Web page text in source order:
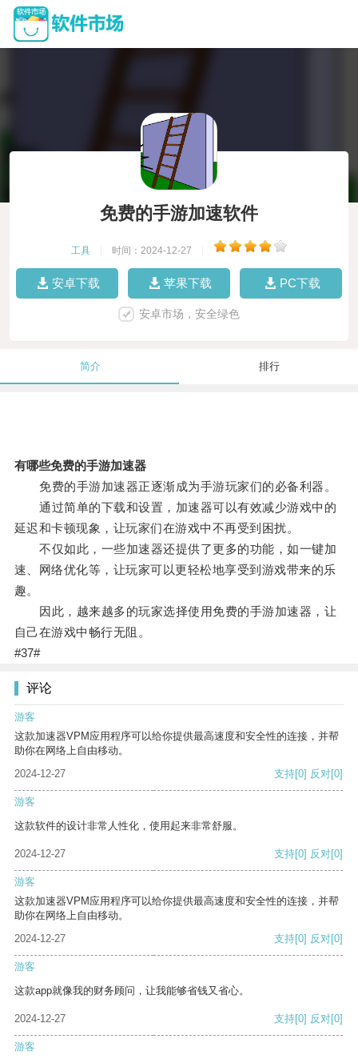
免费的手游加速软件
工具 时间：2024-12-27
安卓下载 苹果下载 PC下载
安卓市场，安全绿色
简介 排行
有哪些免费的手游加速器
免费的手游加速器正逐渐成为手游玩家们的必备利器。
通过简单的下载和设置，加速器可以有效减少游戏中的
延迟和卡顿现象，让玩家们在游戏中不再受到困扰。
不仅如此，一些加速器还提供了更多的功能，如一键加
速、网络优化等，让玩家可以更轻松地享受到游戏带来的乐
趣。
因此，越来越多的玩家选择使用免费的手游加速器，让
自己在游戏中畅行无阻。
#37#
评论
游客
这款加速器VPM应用程序可以给你提供最高速度和安全性的连接，并帮
助你在网络上自由移动。
2024-12-27
支持[0] 反对[0]
游客
这款软件的设计非常人性化，使用起来非常舒服。
2024-12-27 支持[0] 反对[0]
游客
这款加速器VPM应用程序可以给你提供最高速度和安全性的连接，并帮
助你在网络上自由移动。
2024-12-27
支持[0] 反对[0]
游客
这款app就像我的财务顾问，让我能够省钱又省心。
2024-12-27 支持[0] 反对[0]
游客